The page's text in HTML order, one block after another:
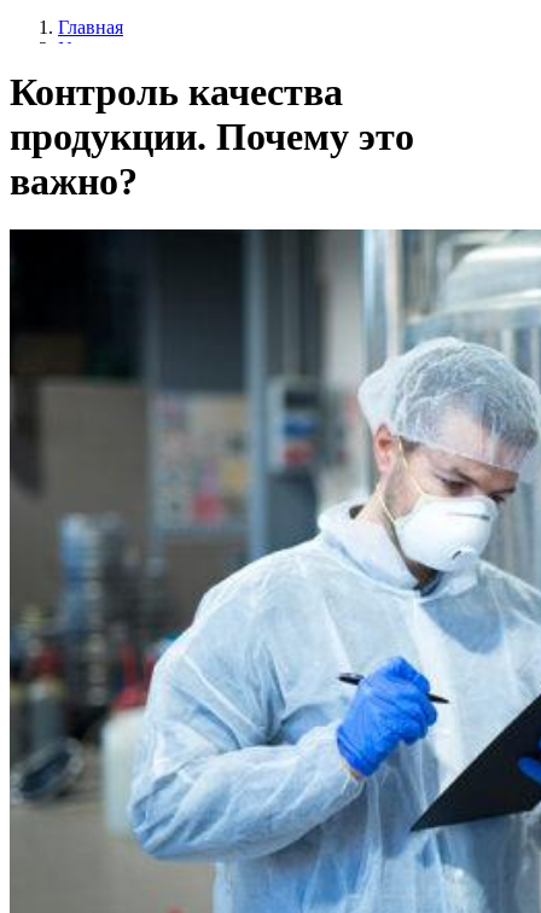
Главная
News
Контроль качества
продукции. Почему это
важно?